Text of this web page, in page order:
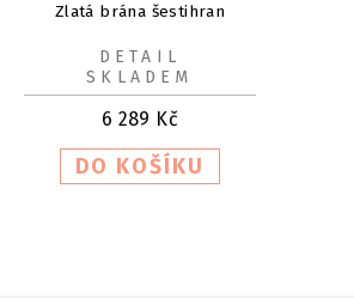
Zlatá brána šestihran
6 289 Kč
DETAIL
SKLADEM